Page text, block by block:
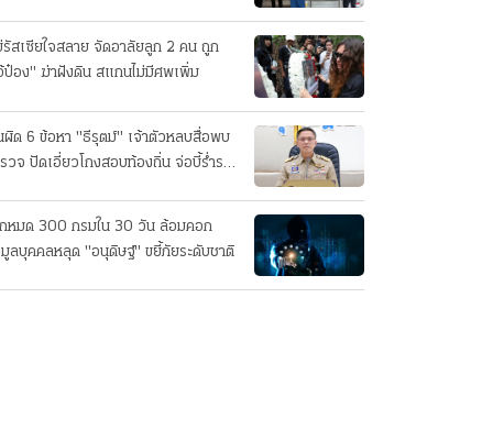
สเซียใจสลาย จัดอาลัยลูก 2 คน ถูก
ป๋อง" ฆ่าฝังดิน สแกนไม่มีศพเพิ่ม
ด 6 ข้อหา "ธีรุตม์" เจ้าตัวหลบสื่อพบ
วจ ปัดเอี่ยวโกงสอบท้องถิ่น จ่อบี้รํ่ารวย
กหมด 300 กรมใน 30 วัน ล้อมคอก
ลบุคคลหลุด "อนุดิษฐ์" ขยี้ภัยระดับชาติ